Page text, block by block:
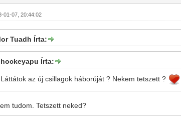
01-07, 20:44:02
Tuadh Írta:
hockeyapu Írta:
Láttátok az új csillagok háborúját ? Nekem tetszett ?
tudom. Tetszett neked?